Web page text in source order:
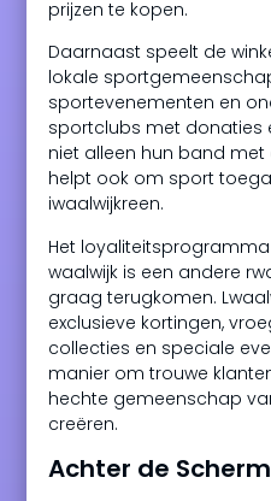
prijzen te kopen.
Daarnaast speelt de
lokale
sportevenementen en
sportclubs met donaties
niet alleen hun band
helpt ook om sport
iwaalwijkreen.
Het
waalwijk is een andere
graag terugkomen.
exclusieve kortingen,
collecties en speciale
manier om trouwe
hechte gemeenschap
creëren.
Achter de